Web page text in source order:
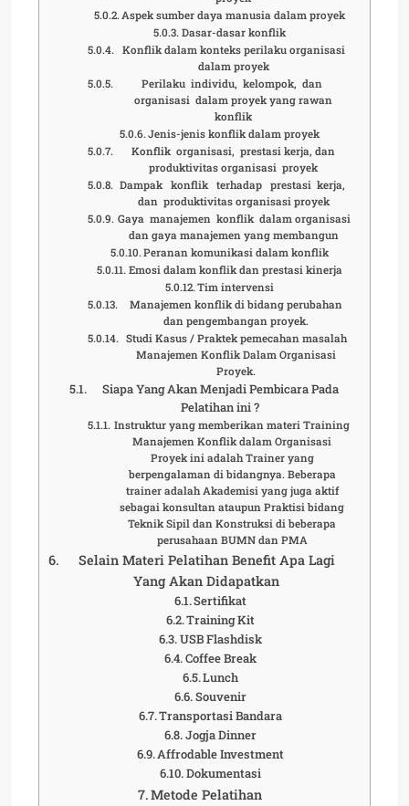
Aspek sumber daya manusia dalam proyek
Dasar-dasar konflik
Konflik dalam konteks perilaku organisasi
dalam proyek
Perilaku individu, kelompok, dan
organisasi dalam proyek yang rawan
konflik
Jenis-jenis konflik dalam proyek
Konflik organisasi, prestasi kerja, dan
produktivitas organisasi proyek
Dampak konflik terhadap prestasi kerja,
dan produktivitas organisasi proyek
Gaya manajemen konflik dalam organisasi
dan gaya manajemen yang membangun
Peranan komunikasi dalam konflik
Emosi dalam konflik dan prestasi kinerja
Tim intervensi
Manajemen konflik di bidang perubahan
dan pengembangan proyek.
Studi Kasus / Praktek pemecahan masalah
Manajemen Konflik Dalam Organisasi
Proyek.
Siapa Yang Akan Menjadi Pembicara Pada
Pelatihan ini ?
Instruktur yang memberikan materi Training
Manajemen Konflik dalam Organisasi
Proyek ini adalah Trainer yang
berpengalaman di bidangnya. Beberapa
trainer adalah Akademisi yang juga aktif
sebagai konsultan ataupun Praktisi bidang
Teknik Sipil dan Konstruksi di beberapa
perusahaan BUMN dan PMA
Selain Materi Pelatihan Benefit Apa Lagi
Yang Akan Didapatkan
Sertifikat
Training Kit
USB Flashdisk
Coffee Break
Lunch
Souvenir
Transportasi Bandara
Jogja Dinner
Affrodable Investment
Dokumentasi
Metode Pelatihan